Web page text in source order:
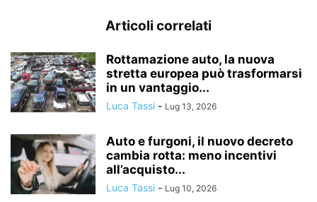
Articoli correlati
Rottamazione auto, la nuova
stretta europea può trasformarsi
in un vantaggio...
Luca Tassi - Lug 13, 2026
Auto e furgoni, il nuovo decreto
cambia rotta: meno incentivi
all’acquisto...
Luca Tassi - Lug 10, 2026